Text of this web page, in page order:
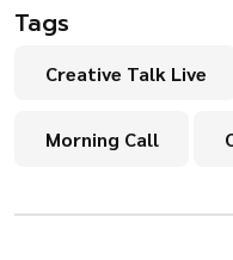
Tags
Creative Talk Live
Morning Call